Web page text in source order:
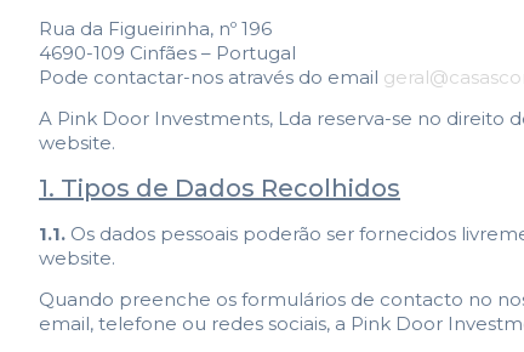
Rua da Figueirinha, nº 196
4690-109 Cinfães – Portugal
Pode contactar-nos através do email
A Pink Door Investments, Lda reserva-se no direito
website.
1. Tipos de Dados Recolhidos
1.1. Os dados pessoais poderão ser fornecidos
website.
Quando preenche os formulários de contacto no
email, telefone ou redes sociais, a Pink Door